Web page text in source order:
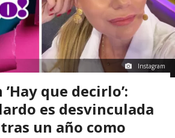
Instagram
que decirlo’:
es desvinculada
un año como